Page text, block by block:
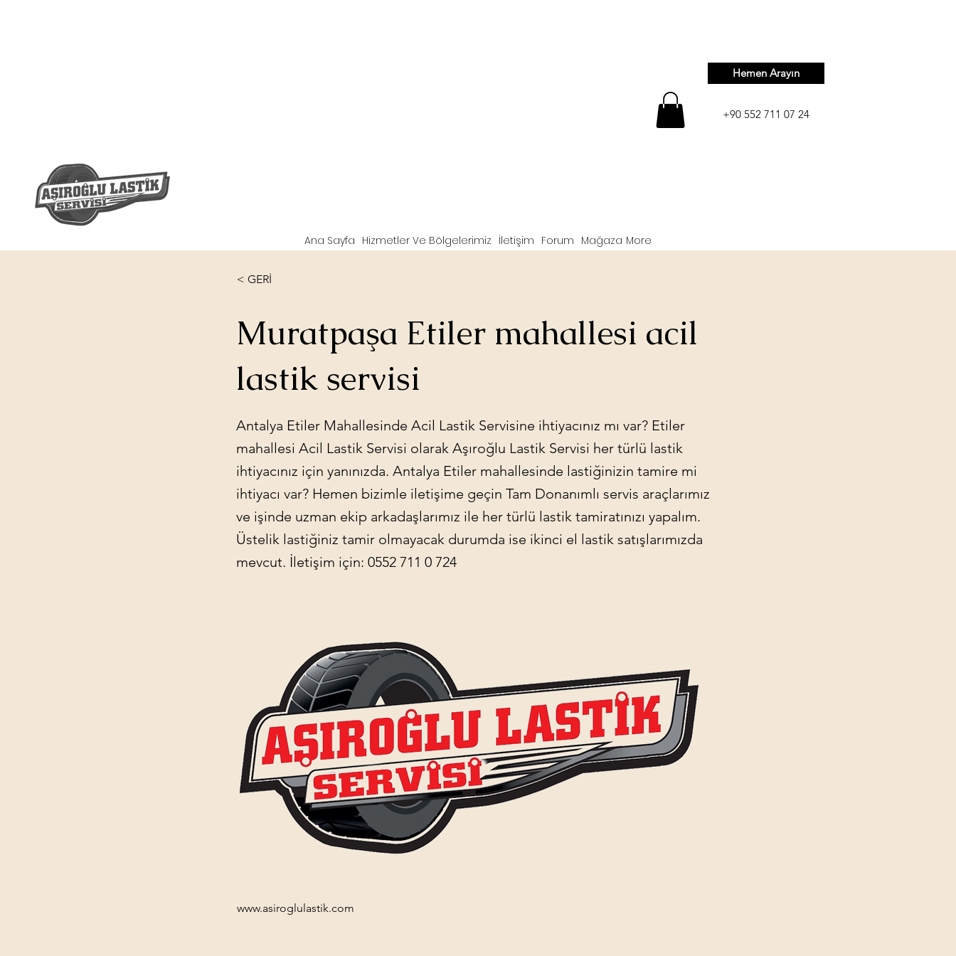
Ana Sayfa Hizmetler Ve Bölgelerimiz İletişim Forum Mağaza More
Hemen Arayın
+90 552 711 07 24
< GERİ
Muratpaşa Etiler mahallesi acil
lastik servisi
Antalya Etiler Mahallesinde Acil Lastik Servisine ihtiyacınız mı var? Etiler
mahallesi Acil Lastik Servisi olarak Aşıroğlu Lastik Servisi her türlü lastik
ihtiyacınız için yanınızda. Antalya Etiler mahallesinde lastiğinizin tamire mi
ihtiyacı var? Hemen bizimle iletişime geçin Tam Donanımlı servis araçlarımız
ve işinde uzman ekip arkadaşlarımız ile her türlü lastik tamiratınızı yapalım.
Üstelik lastiğiniz tamir olmayacak durumda ise ikinci el lastik satışlarımızda
mevcut. İletişim için: 0552 711 0 724
www.asiroglulastik.com